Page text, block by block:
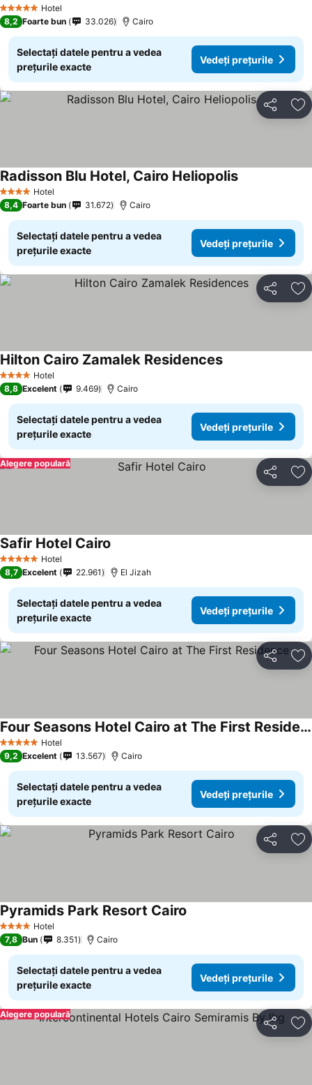
5 Stele Hotel
8,2 Foarte bun 33.026 Cairo
Selectați datele pentru a vedea
prețurile exacte
Vedeți prețurile
Distribuiți
4 Stele Hotel
Radisson Blu Hotel, Cairo Heliopolis
8,4 Foarte bun 31.672 Cairo
Selectați datele pentru a vedea
prețurile exacte
Vedeți prețurile
Distribuiți
4 Stele Hotel
Hilton Cairo Zamalek Residences
8,8 Excelent 9.469 Cairo
Selectați datele pentru a vedea
prețurile exacte
Vedeți prețurile
Distribuiți
Alegere populară
5 Stele Hotel
Safir Hotel Cairo
8,7 Excelent 22.961 El Jizah
Selectați datele pentru a vedea
prețurile exacte
Vedeți prețurile
Distribuiți
5 Stele Hotel
Four Seasons Hotel Cairo at The First Residence
9,2 Excelent 13.567 Cairo
Selectați datele pentru a vedea
prețurile exacte
Vedeți prețurile
Distribuiți
4 Stele Hotel
Pyramids Park Resort Cairo
7,8 Bun 8.351 Cairo
Selectați datele pentru a vedea
prețurile exacte
Vedeți prețurile
Distribuiți
Alegere populară